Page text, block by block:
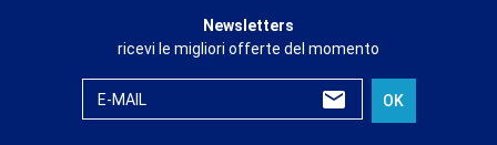
Newsletters
ricevi le migliori offerte del momento
E-MAIL OK